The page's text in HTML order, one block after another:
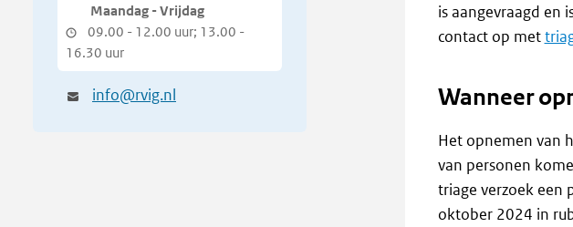
Maandag - Vrijdag
09.00 - 12.00 uur; 13.00 -
16.30 uur
info@rvig.nl
is aangevraagd en
contact op met
Wanneer
Het opnemen van
van personen
triage verzoek een
oktober 2024 in